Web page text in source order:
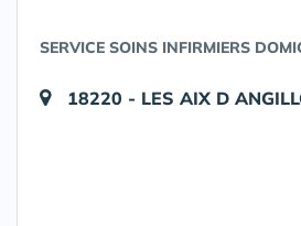
SERVICE SOINS INFIRMIERS
18220 - LES AIX D